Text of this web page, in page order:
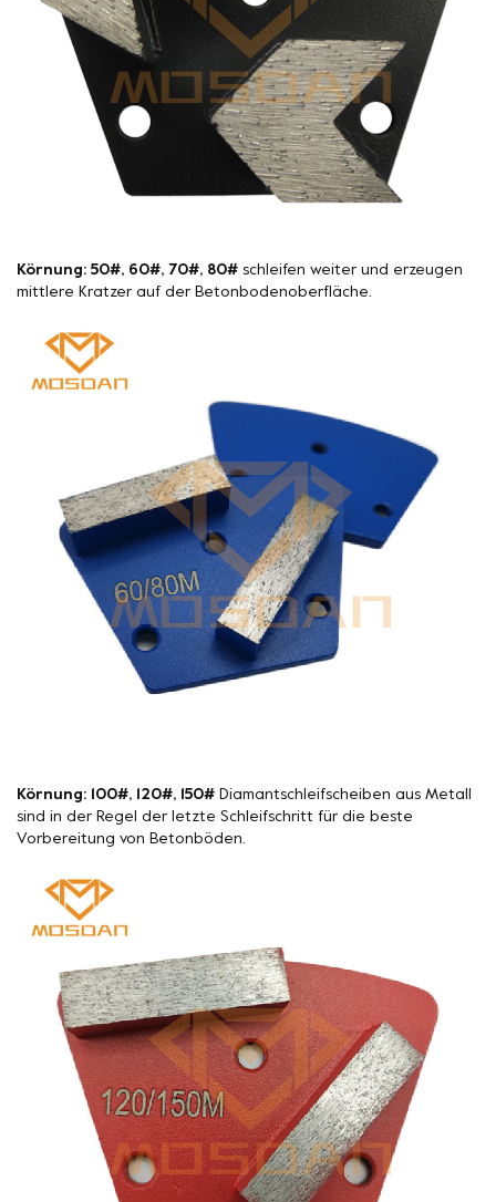
Körnung: 50#, 60#, 70#, 80# schleifen weiter und erzeugen
mittlere Kratzer auf der Betonbodenoberfläche.
Körnung: 100#, 120#, 150#
Diamantschleifscheiben aus Metall
sind in der Regel der letzte Schleifschritt für die beste
Vorbereitung von Betonböden.